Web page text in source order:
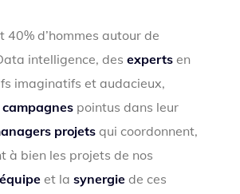
40% d’hommes autour de
intelligence, des experts en
imaginatifs et audacieux,
pointus dans leur
projets qui coordonnent,
à bien les projets de nos
et la synergie de ces